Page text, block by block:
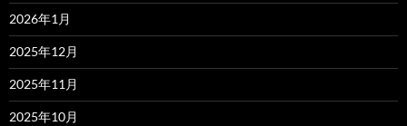
2026年1月
2025年12月
2025年11月
2025年10月